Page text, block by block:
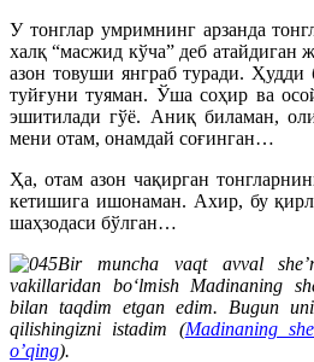
У тонглар умримнинг арзанда
халқ “масжид кўча” деб
азон товуши янграб туради.
туйғуни туяман. Ўша соҳир ва
эшитилади гўё. Аниқ биламан,
мени отам, онамдай соғинган…
Ҳа, отам азон чақирган
кетишига ишонаман. Ахир, бу
шаҳзодаси бўлган…
Bir muncha vaqt avval
vakillaridan boʻlmish Madinaning
bilan taqdim etgan edim. Bugun
qilishingizni istadim (Madinaning
o’qing).